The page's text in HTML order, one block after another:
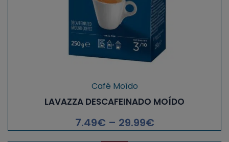
Café Moído
LAVAZZA DESCAFEINADO MOÍDO
7.49€ – 29.99€